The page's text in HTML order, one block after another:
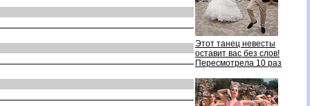
Этот танец невесты
оставит вас без слов!
Пересмотрела 10 раз